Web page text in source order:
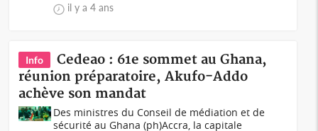
il y a 4 ans
Info
Cedeao : 61e sommet au Ghana,
réunion préparatoire, Akufo-Addo
achève son mandat
Des ministres du Conseil de médiation et de
sécurité au Ghana (ph)Accra, la capitale